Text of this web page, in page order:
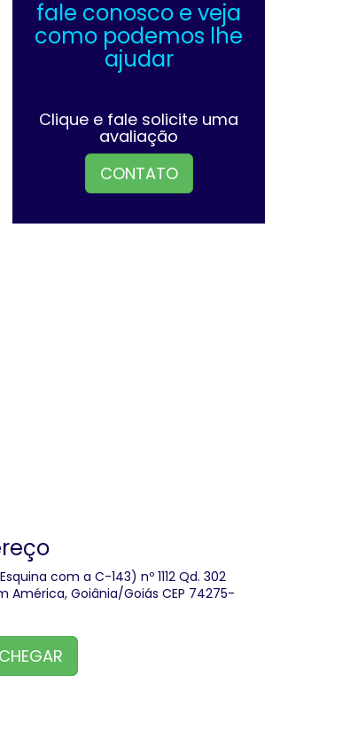
fale conosco e veja
como podemos lhe
ajudar
Clique e fale solicite uma
avaliação
CONTATO
com a C-143) nº 1112 Qd. 302
América, Goiânia/Goiás CEP 74275-